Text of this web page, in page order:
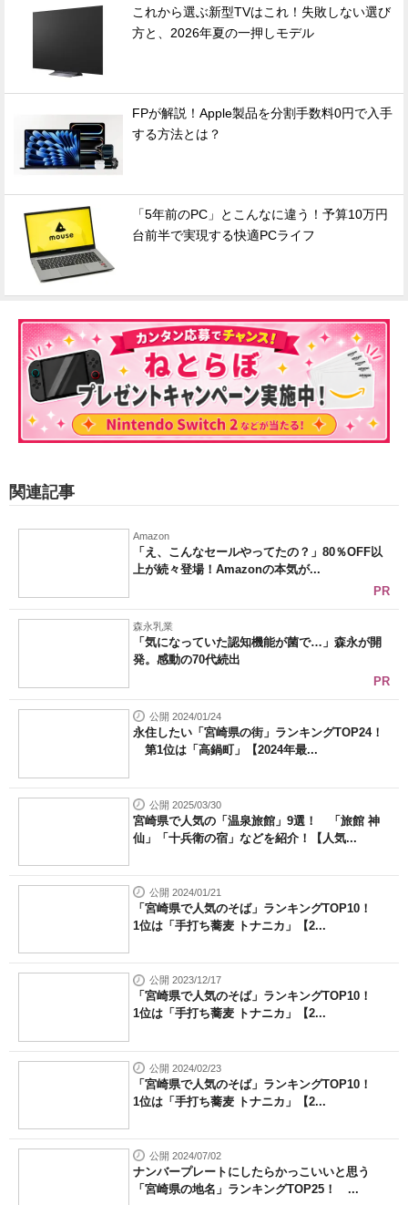
これから選ぶ新型TVはこれ！失敗しない選び
方と、2026年夏の一押しモデル
FPが解説！Apple製品を分割手数料0円で入手
する方法とは？
「5年前のPC」とこんなに違う！予算10万円
台前半で実現する快適PCライフ
関連記事
Amazon
「え、こんなセールやってたの？」80％OFF以
上が続々登場！Amazonの本気が...
PR
森永乳業
「気になっていた認知機能が菌で…」森永が開
発。感動の70代続出
PR
公開 2024/01/24
永住したい「宮崎県の街」ランキングTOP24！
第1位は「高鍋町」【2024年最...
公開 2025/03/30
宮崎県で人気の「温泉旅館」9選！ 「旅館 神
仙」「十兵衛の宿」などを紹介！【人気...
公開 2024/01/21
「宮崎県で人気のそば」ランキングTOP10！
1位は「手打ち蕎麦 トナニカ」【2...
公開 2023/12/17
「宮崎県で人気のそば」ランキングTOP10！
1位は「手打ち蕎麦 トナニカ」【2...
公開 2024/02/23
「宮崎県で人気のそば」ランキングTOP10！
1位は「手打ち蕎麦 トナニカ」【2...
公開 2024/07/02
ナンバープレートにしたらかっこいいと思う
「宮崎県の地名」ランキングTOP25！ ...